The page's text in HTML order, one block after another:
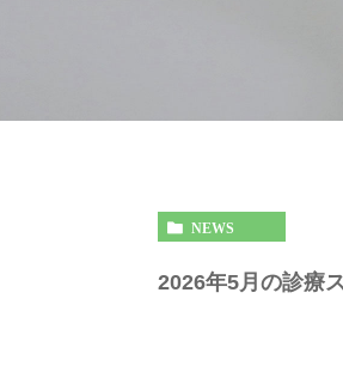
NEWS
2026年5月の診療